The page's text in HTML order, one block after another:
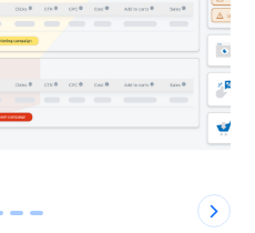
2 3